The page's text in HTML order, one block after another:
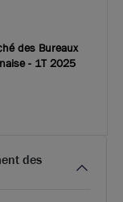
des Bureaux
- 1T 2025
des